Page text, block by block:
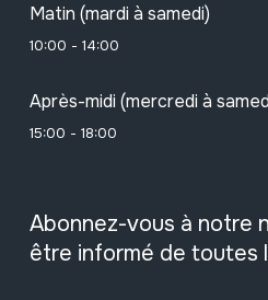
Matin (mardi à samedi)
10:00 - 14:00
Après-midi (mercredi à
15:00 - 18:00
Abonnez-vous à notre
être informé de toutes